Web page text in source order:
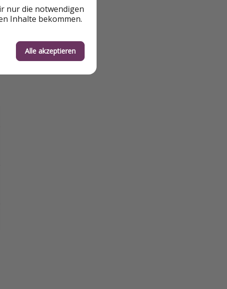
nur die notwendigen
Inhalte bekommen.
Alle akzeptieren